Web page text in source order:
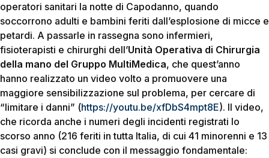
operatori sanitari la notte di Capodanno, quando
soccorrono adulti e bambini feriti dall’esplosione di micce e
petardi. A passarle in rassegna sono infermieri,
fisioterapisti e chirurghi dell’Unità Operativa di Chirurgia
della mano del Gruppo MultiMedica, che quest’anno
hanno realizzato un video volto a promuovere una
maggiore sensibilizzazione sul problema, per cercare di
“limitare i danni” (https://youtu.be/xfDbS4mpt8E). Il video,
che ricorda anche i numeri degli incidenti registrati lo
scorso anno (216 feriti in tutta Italia, di cui 41 minorenni e 13
casi gravi) si conclude con il messaggio fondamentale: